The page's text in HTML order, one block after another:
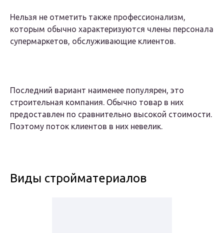
Нельзя не отметить также профессионализм,
которым обычно характеризуются члены персонала
супермаркетов, обслуживающие клиентов.
Последний вариант наименее популярен, это
строительная компания. Обычно товар в них
предоставлен по сравнительно высокой стоимости.
Поэтому поток клиентов в них невелик.
Виды стройматериалов